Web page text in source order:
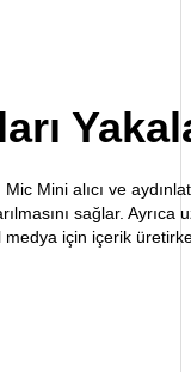
Mic Mini alıcı ve
sağlar.
için içerik